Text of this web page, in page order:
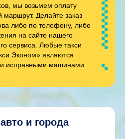
мы возьмем оплату
маршрут. Делайте заказ
либо по телефону, либо
на сайте нашего
сервиса. Любые такси
Эконом» являются
исправными машинами.
и города